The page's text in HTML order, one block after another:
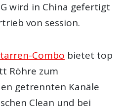
wird in China gefertigt
von session.
Combo bietet top
Röhre zum
getrennten Kanäle
Clean und bei